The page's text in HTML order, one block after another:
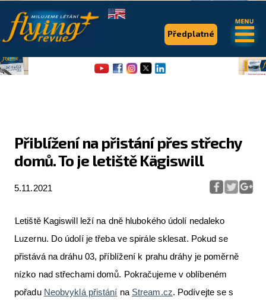
Přiblížení na přistání přes střechy
domů. To je letiště Kägiswill
5.11.2021
Letiště Kagiswill leží na dně hlubokého údolí nedaleko
Luzernu. Do údolí je třeba ve spirále sklesat. Pokud se
přistává na dráhu 03, příblížení k prahu dráhy je poměrně
nízko nad střechami domů. Pokračujeme v oblíbeném
pořadu Neobvyklá přistání na Stream.cz. Podívejte se s
Předplatné
.
Flying Revue
Pro piloty
Série & speciály
Letecká videa